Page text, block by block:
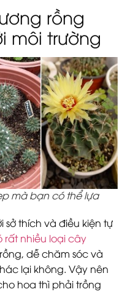
rồng
môi trường
mà bạn có thể lựa
thích và điều kiện tự
rất nhiều loại cây
dễ chăm sóc và
lại không. Vậy nên
hoa thì phải trồng